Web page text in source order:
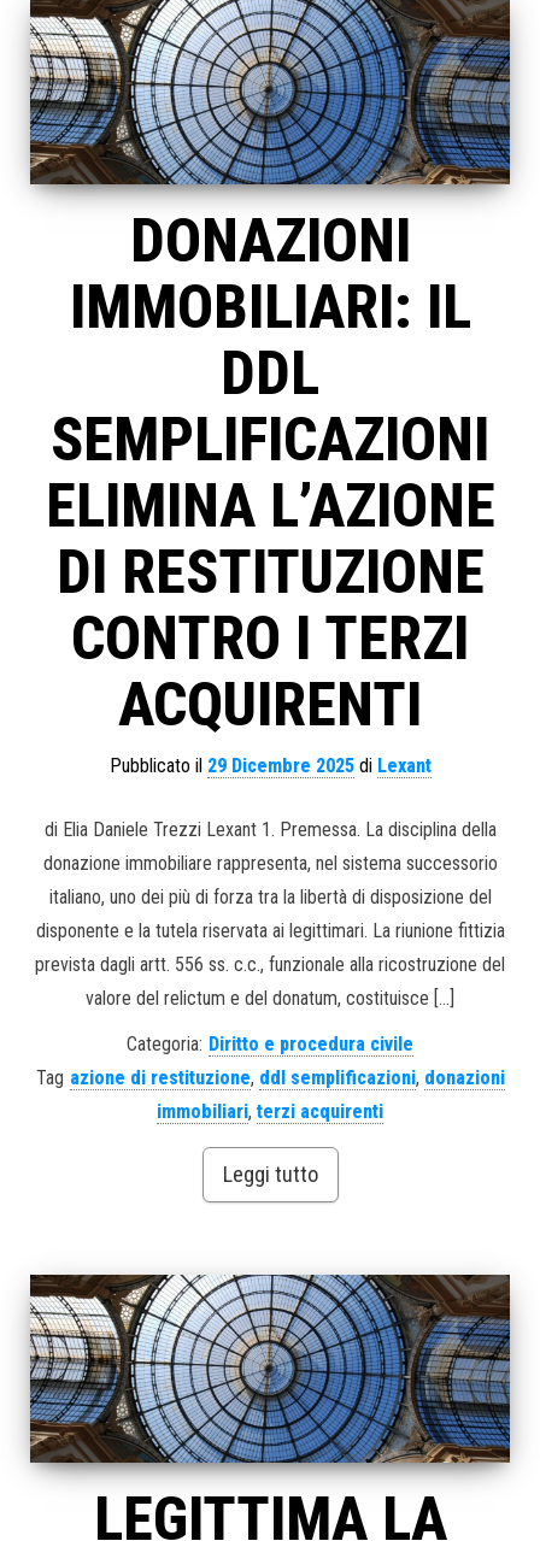
DONAZIONI
IMMOBILIARI: IL
DDL
SEMPLIFICAZIONI
ELIMINA L’AZIONE
DI RESTITUZIONE
CONTRO I TERZI
ACQUIRENTI
Pubblicato il 29 Dicembre 2025di Lexant
di Elia Daniele Trezzi Lexant 1. Premessa. La disciplina della
donazione immobiliare rappresenta, nel sistema successorio
italiano, uno dei più di forza tra la libertà di disposizione del
disponente e la tutela riservata ai legittimari. La riunione fittizia
prevista dagli artt. 556 ss. c.c., funzionale alla ricostruzione del
valore del relictum e del donatum, costituisce […]
Categoria: Diritto e procedura civile
Tag azione di restituzione, ddl semplificazioni, donazioni
immobiliari, terzi acquirenti
Leggi tutto
LEGITTIMA LA